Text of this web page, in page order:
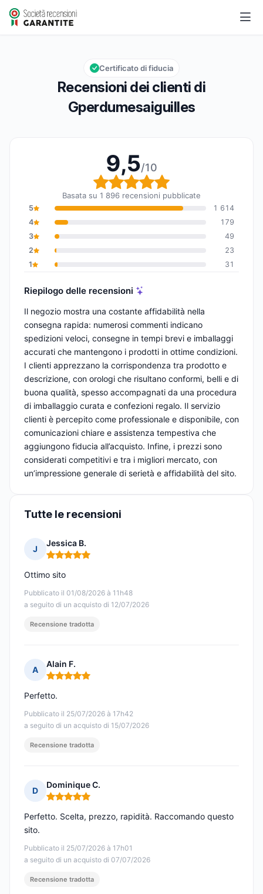
Gperdumesaiguilles
Valutazione globale: 9,5 su 10
9,5/10
Recensioni dei clienti di
Gperdumesaiguilles
Certificato di fiducia
9,5/10
Valutazione globale:
Basata su 1 896 recensioni pubblicate
5
1 614
4
179
3
49
2
23
1
31
Riepilogo delle recensioni
Il negozio mostra una costante affidabilità nella
consegna rapida: numerosi commenti indicano
spedizioni veloci, consegne in tempi brevi e imballaggi
accurati che mantengono i prodotti in ottime condizioni.
I clienti apprezzano la corrispondenza tra prodotto e
descrizione, con orologi che risultano conformi, belli e di
buona qualità, spesso accompagnati da una procedura
di imballaggio curata e confezioni regalo. Il servizio
clienti è percepito come professionale e disponibile, con
comunicazioni chiare e assistenza tempestiva che
aggiungono fiducia all’acquisto. Infine, i prezzi sono
considerati competitivi e tra i migliori mercato, con
un’impressione generale di serietà e affidabilità del sito.
Tutte le recensioni
J
Jessica B.
Nota: 5 su 5
Pubblicato il 01/08/2026 à 11h48
a seguito di un acquisto di 12/07/2026
Ottimo sito
Recensione tradotta
A
Alain F.
Nota: 5 su 5
Pubblicato il 25/07/2026 à 17h42
a seguito di un acquisto di 15/07/2026
Perfetto.
Recensione tradotta
D
Dominique C.
Nota: 5 su 5
Pubblicato il 25/07/2026 à 17h01
a seguito di un acquisto di 07/07/2026
Perfetto. Scelta, prezzo, rapidità. Raccomando questo
sito.
Recensione tradotta